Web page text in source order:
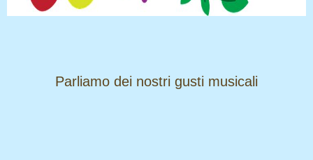
​​​​​​​Parliamo dei nostri gusti musicali